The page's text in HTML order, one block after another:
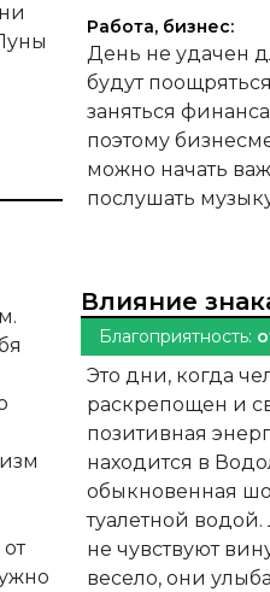
Работа, бизнес:
День не удачен
будут
заняться
поэтому
можно начать
послушать
Влияние
Благоприятность:
Это дни, когда
раскрепощен и
позитивная
находится в
обыкновенная
туалетной
не чувствуют
весело, они